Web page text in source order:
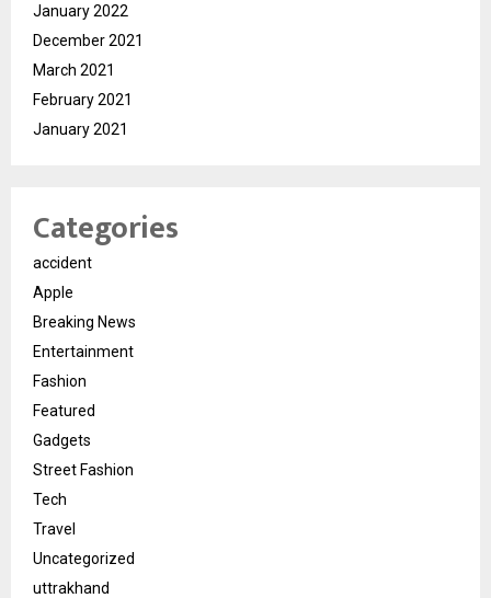
January 2022
December 2021
March 2021
February 2021
January 2021
Categories
accident
Apple
Breaking News
Entertainment
Fashion
Featured
Gadgets
Street Fashion
Tech
Travel
Uncategorized
uttrakhand